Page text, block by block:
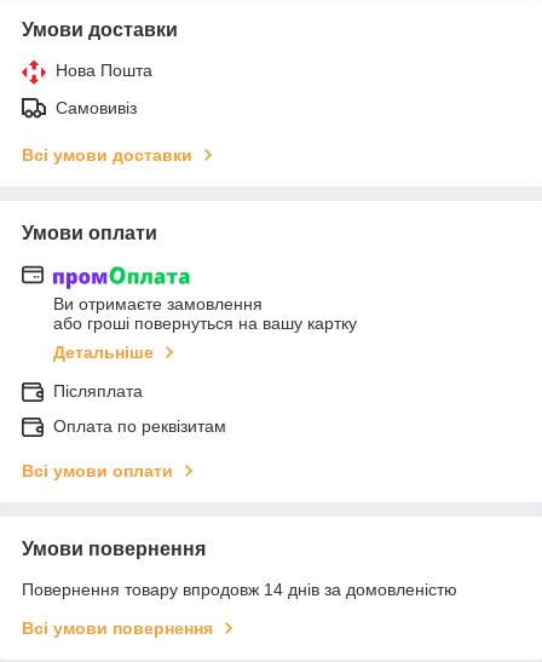
Умови доставки
Нова Пошта
Самовивіз
Всі умови доставки
Умови оплати
Ви отримаєте замовлення
або гроші повернуться на вашу картку
Детальніше
Післяплата
Оплата по реквізитам
Всі умови оплати
Умови повернення
Повернення товару впродовж 14 днів за домовленістю
Всі умови повернення